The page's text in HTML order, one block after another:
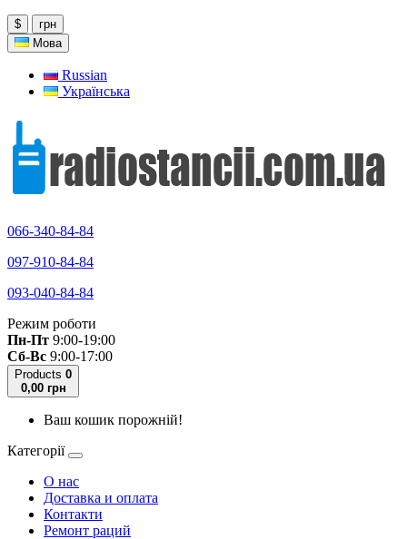
$
грн
Мова
Russian
Українська
066-340-84-84
097-910-84-84
093-040-84-84
Режим роботи
Пн-Пт 9:00-19:00
Сб-Вс 9:00-17:00
Products 0
0,00 грн
Ваш кошик порожній!
Категорії
О нас
Доставка и оплата
Контакти
Ремонт раций